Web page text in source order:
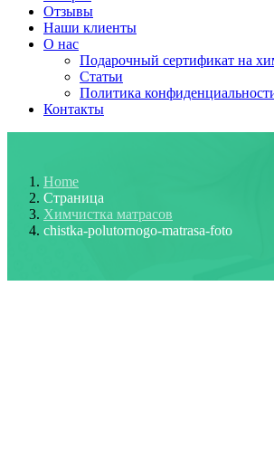
Отзывы
Наши клиенты
О нас
Подарочный сертификат на
Статьи
Политика
Контакты
Home
Страница
Химчистка матрасов
chistka-polutornogo-matrasa-foto